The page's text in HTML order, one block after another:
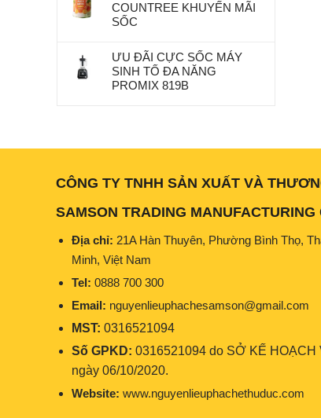
COUNTREE KHUYẾN MÃI
SỐC
ƯU ĐÃI CỰC SỐC MÁY
SINH TỐ ĐA NĂNG
PROMIX 819B
CÔNG TY TNHH SẢN XUẤT VÀ
SAMSON TRADING MANUFACTURING
Địa chỉ: 21A Hàn Thuyên, Phường Bình Thọ,
Minh, Việt Nam
Tel:0888 700 300
Email: nguyenlieuphachesamson@gmail.com
MST:0316521094
Số GPKD:0316521094 do SỞ KẾ
ngày 06/10/2020.
Website: www.nguyenlieuphachethuduc.com